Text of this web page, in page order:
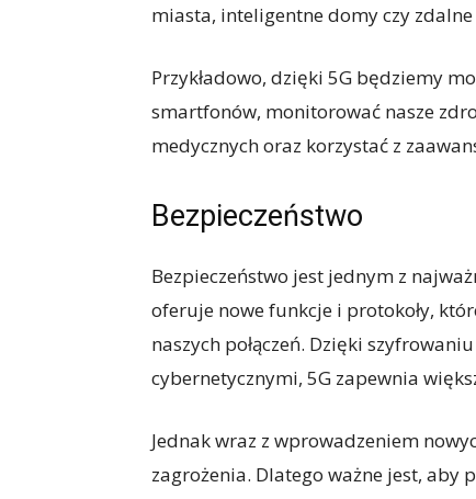
miasta, inteligentne domy czy
Przykładowo, dzięki 5G będziemy
smartfonów, monitorować nasze
medycznych oraz korzystać z
Bezpieczeństwo
Bezpieczeństwo jest jednym z
oferuje nowe funkcje i protokoły,
naszych połączeń. Dzięki
cybernetycznymi, 5G zapewnia
Jednak wraz z wprowadzeniem
zagrożenia. Dlatego ważne jest, aby